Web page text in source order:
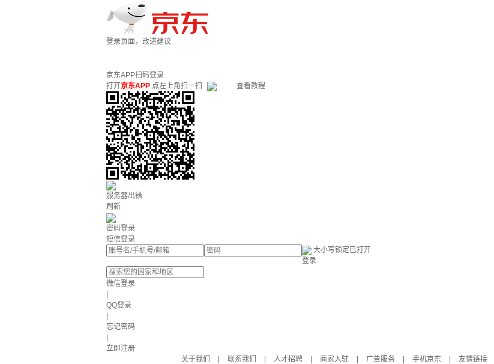
登录页面，改进建议
京东APP扫码登录
打开京东APP 点左上角扫一扫 查看教程
服务器出错
刷新
密码登录
短信登录
大小写锁定已打开
登录
微信登录
QQ登录
忘记密码
立即注册
关于我们
联系我们 人才招聘 商家入驻 广告服务 手机京东 友情链接